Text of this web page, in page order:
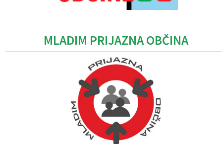
MLADIM PRIJAZNA OBČINA